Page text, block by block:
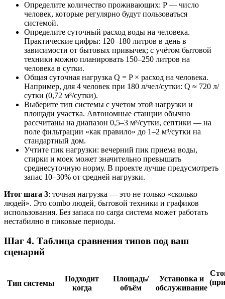
Определите количество проживающих: P — число
человек, которые регулярно будут пользоваться
системой.
Определите суточный расход воды на человека.
Практические цифры: 120–180 литров в день в
зависимости от бытовых привычек; с учётом бытовой
техники можно планировать 150–250 литров на
человека в сутки.
Общая суточная нагрузка Q = P × расход на человека.
Например, для 4 человек при 180 л/чел/сутки: Q ≈ 720 л/
сутки (0,72 м³/сутки).
Выберите тип системы с учетом этой нагрузки и
площади участка. Автономные станции обычно
рассчитаны на диапазон 0,5–3 м³/сутки, септики — на
поле фильтрации «как правило» до 1–2 м³/сутки на
стандартный дом.
Учтите пик нагрузки: вечерний пик приема воды,
стирки и моек может значительно превышать
среднесуточную норму. В проекте лучше предусмотреть
запас 10–30% от средней нагрузки.
Итог шага 3: точная нагрузка — это не только «сколько
людей». Это combo людей, бытовой техники и графиков
использования. Без запаса по carga система может работать
нестабилно в пиковые периоды.
Шаг 4. Таблица сравнения типов под ваш
сценарий
Тип системы
Подходит
когда
Площадь/
объём
Установка и
обслуживание